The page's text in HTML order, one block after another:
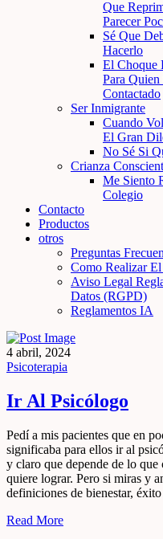
Que
Parecer
Sé Que
Hacerlo
El Choque
Para
Contactado
Ser Inmigrante
Cuando
El Gran
No Sé Si
Crianza
Me Siento
Colegio
Contacto
Productos
otros
Preguntas
Como Realizar El
Aviso Legal
Datos (RGPD)
Reglamentos IA
4 abril, 2024
Psicoterapia
Ir Al Psicólogo
Pedí a mis pacientes que en
significaba para ellos ir al
y claro que depende de lo que
quiere lograr. Pero si miras y
definiciones de bienestar,
Read More